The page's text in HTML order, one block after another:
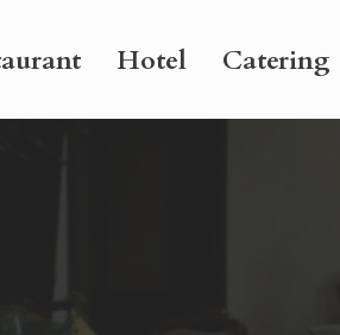
Hotel Catering